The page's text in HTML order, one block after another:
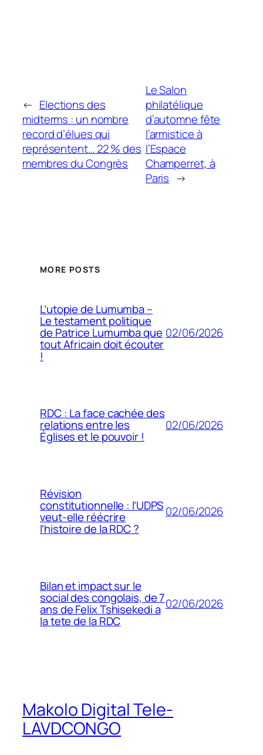
← Elections des
midterms : un nombre
record d’élues qui
représentent… 22 % des
membres du Congrès
Le Salon
philatélique
d’automne fête
l’armistice à
l’Espace
Champerret, à
Paris →
MORE POSTS
L’utopie de Lumumba –
Le testament politique
de Patrice Lumumba que
tout Africain doit écouter
!
02/06/2026
RDC : La face cachée des
relations entre les
Églises et le pouvoir !
02/06/2026
Révision
constitutionnelle : l’UDPS
veut-elle réécrire
l’histoire de la RDC ?
02/06/2026
Bilan et impact sur le
social des congolais, de 7
ans de Felix Tshisekedi a
la tete de la RDC
02/06/2026
Makolo Digital Tele-
LAVDCONGO